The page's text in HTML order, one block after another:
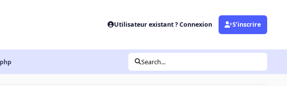
Utilisateur existant ? Connexion S’inscrire
Search...